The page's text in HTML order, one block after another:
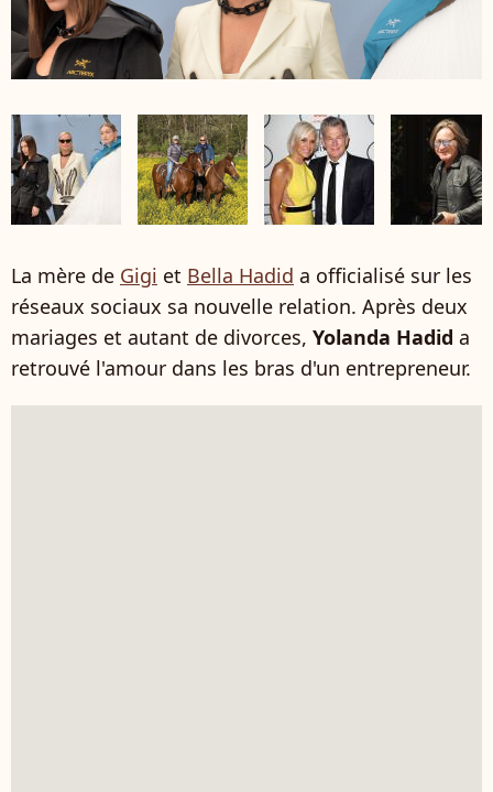
La mère de Gigi et Bella Hadid a officialisé sur les
réseaux sociaux sa nouvelle relation. Après deux
mariages et autant de divorces, Yolanda Hadid a
retrouvé l'amour dans les bras d'un entrepreneur.